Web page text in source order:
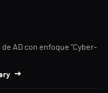
AD con enfoque "Cyber-